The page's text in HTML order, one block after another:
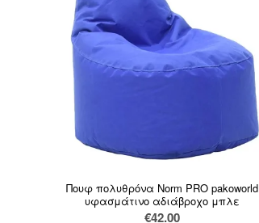
Πουφ πολυθρόνα Norm PRO pakoworld
υφασμάτινο αδιάβροχο μπλε
€42.00